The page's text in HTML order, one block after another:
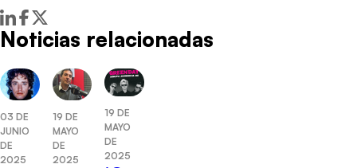
Noticias relacionadas
03 DE
JUNIO
DE
2025
19 DE
MAYO
DE
2025
19 DE
MAYO
DE
2025